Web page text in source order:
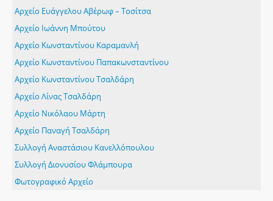
Αρχείο Ευάγγελου Αβέρωφ – Τοσίτσα
Αρχείο Ιωάννη Μπούτου
Αρχείο Κωνσταντίνου Καραμανλή
Αρχείο Κωνσταντίνου Παπακωνσταντίνου
Αρχείο Κωνσταντίνου Τσαλδάρη
Αρχείο Λίνας Τσαλδάρη
Αρχείο Νικόλαου Μάρτη
Αρχείο Παναγή Τσαλδάρη
Συλλογή Αναστάσιου Κανελλόπουλου
Συλλογή Διονυσίου Φλάμπουρα
Φωτογραφικό Αρχείο